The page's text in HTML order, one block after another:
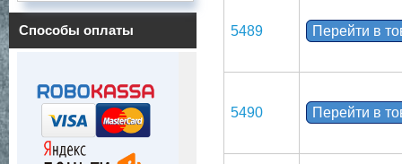
Способы оплаты 5489 Перейти в
5490 Перейти в